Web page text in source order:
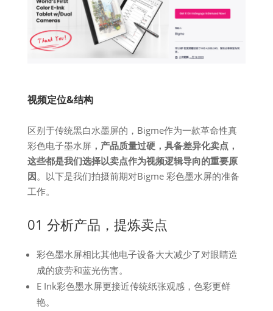
视频定位&结构
区别于传统黑白水墨屏的，Bigme作为一款革命性真
彩色电子墨水屏，产品质量过硬，具备差异化卖点，
这些都是我们选择以卖点作为视频逻辑导向的重要原
因。以下是我们拍摄前期对Bigme 彩色墨水屏的准备
工作。
01 分析产品，提炼卖点
彩色墨水屏相比其他电子设备大大减少了对眼睛造
成的疲劳和蓝光伤害。
E Ink彩色墨水屏更接近传统纸张观感，色彩更鲜
艳。